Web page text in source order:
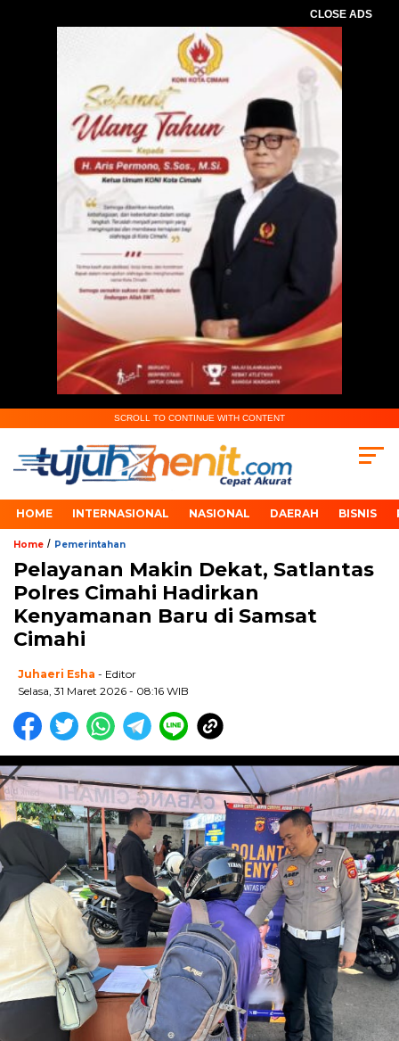
CLOSE ADS
SCROLL TO CONTINUE WITH CONTENT
HOME INTERNASIONAL NASIONAL DAERAH BISNIS
Home / Pemerintahan
Pelayanan Makin Dekat, Satlantas
Polres Cimahi Hadirkan
Kenyamanan Baru di Samsat
Cimahi
Juhaeri Esha - Editor
Selasa, 31 Maret 2026 - 08:16 WIB